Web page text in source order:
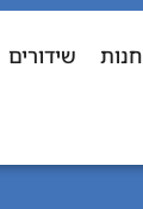
חנות שידורים